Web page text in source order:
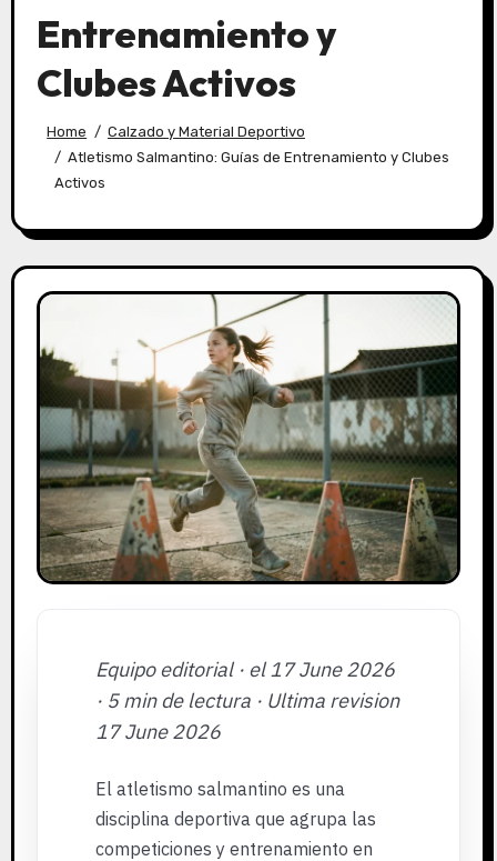
Entrenamiento y
Clubes Activos
Home
Calzado y Material Deportivo
Atletismo Salmantino: Guías de Entrenamiento y Clubes
Activos
Equipo editorial · el 17 June 2026
· 5 min de lectura · Ultima revision
17 June 2026
El atletismo salmantino es una
disciplina deportiva que agrupa las
competiciones y entrenamiento en